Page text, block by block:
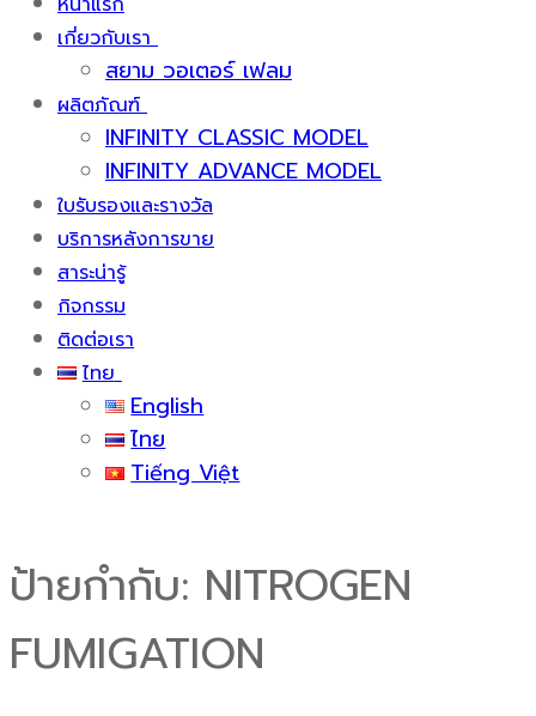
เกี่ยวกับเรา
สยาม วอเตอร์ เฟลม
ผลิตภัณฑ์
INFINITY CLASSIC MODEL
INFINITY ADVANCE MODEL
ใบรับรองและรางวัล
บริการหลังการขาย
สาระน่ารู้
กิจกรรม
ติดต่อเรา
ไทย
English
ไทย
Tiếng Việt
ป้ายกำกับ: NITROGEN
FUMIGATION